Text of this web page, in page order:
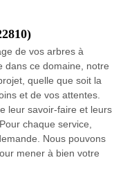
de vos arbres à
dans ce domaine, notre
quelle que soit la
et de vos attentes.
leur savoir-faire et leurs
chaque service,
Nous pouvons
mener à bien votre